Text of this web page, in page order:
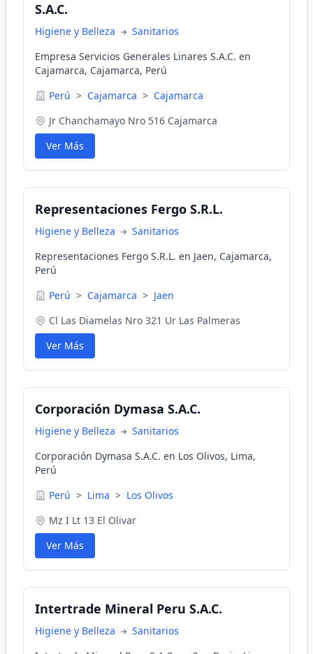
S.A.C.
Higiene y Belleza
Sanitarios
Empresa Servicios Generales Linares S.A.C. en
Cajamarca, Cajamarca, Perú
Perú > Cajamarca > Cajamarca
Jr Chanchamayo Nro 516 Cajamarca
Ver Más
Representaciones Fergo S.R.L.
Higiene y Belleza
Sanitarios
Representaciones Fergo S.R.L. en Jaen, Cajamarca,
Perú
Perú > Cajamarca > Jaen
Cl Las Diamelas Nro 321 Ur Las Palmeras
Ver Más
Corporación Dymasa S.A.C.
Higiene y Belleza
Sanitarios
Corporación Dymasa S.A.C. en Los Olivos, Lima,
Perú
Perú > Lima > Los Olivos
Mz I Lt 13 El Olivar
Ver Más
Intertrade Mineral Peru S.A.C.
Higiene y Belleza
Sanitarios